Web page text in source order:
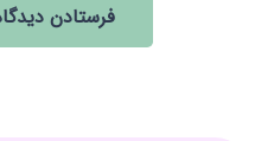
فرستادن